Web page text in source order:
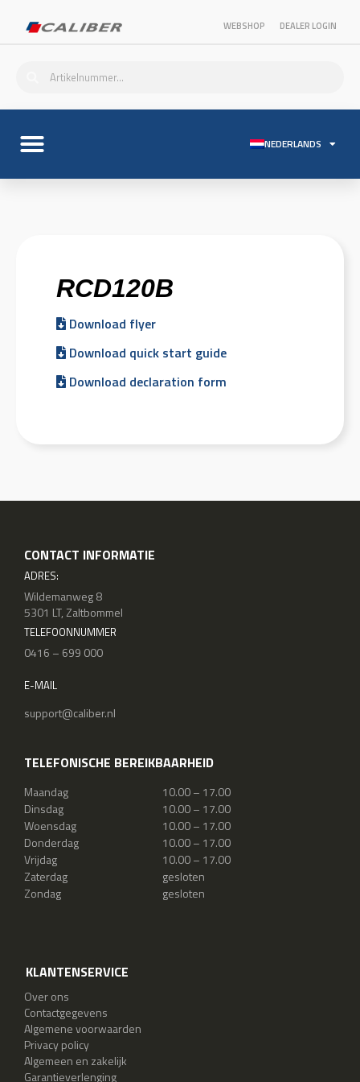
WEBSHOP DEALER LOGIN
NEDERLANDS
RCD120B
Download flyer
Download quick start guide
Download declaration form
CONTACT INFORMATIE
ADRES:
Wildemanweg 8
5301 LT, Zaltbommel
TELEFOONNUMMER
0416 – 699 000
E-MAIL
support@caliber.nl
TELEFONISCHE BEREIKBAARHEID
Maandag
10.00 – 17.00
Dinsdag
10.00 – 17.00
Woensdag
10.00 – 17.00
Donderdag
10.00 – 17.00
Vrijdag
10.00 – 17.00
Zaterdag
gesloten
Zondag
gesloten
KLANTENSERVICE
Over ons
Contactgegevens
Algemene voorwaarden
Privacy policy
Algemeen en zakelijk
Garantieverlenging